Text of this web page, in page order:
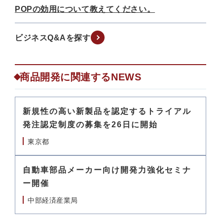
POPの効用について教えてください。
ビジネスQ&Aを探す
商品開発に関連するNEWS
新規性の高い新製品を認定するトライアル
発注認定制度の募集を26日に開始
東京都
自動車部品メーカー向け開発力強化セミナ
ー開催
中部経済産業局